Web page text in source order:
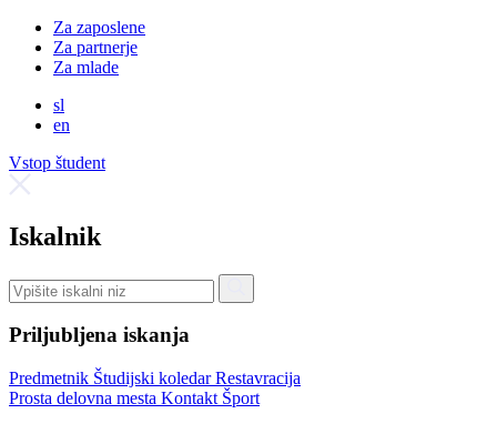
Za zaposlene
Za partnerje
Za mlade
sl
en
Vstop študent
Iskalnik
Priljubljena iskanja
Predmetnik Študijski koledarRestavracija
Prosta delovna mesta Kontakt Šport